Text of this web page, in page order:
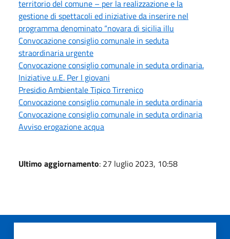
territorio del comune – per la realizzazione e la
gestione di spettacoli ed iniziative da inserire nel
programma denominato “novara di sicilia illu
Convocazione consiglio comunale in seduta
straordinaria urgente
Convocazione consiglio comunale in seduta ordinaria.
Iniziative u.E. Per I giovani
Presidio Ambientale Tipico Tirrenico
Convocazione consiglio comunale in seduta ordinaria
Convocazione consiglio comunale in seduta ordinaria
Avviso erogazione acqua
Ultimo aggiornamento: 27 luglio 2023, 10:58